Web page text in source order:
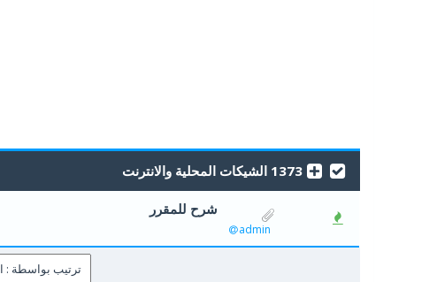
1373 الشيكات المحلية والانترنت
شرح للمقرر
admin